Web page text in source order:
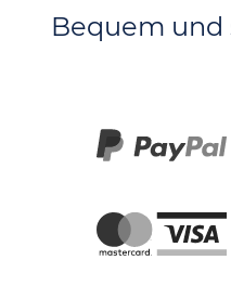
Bequem und